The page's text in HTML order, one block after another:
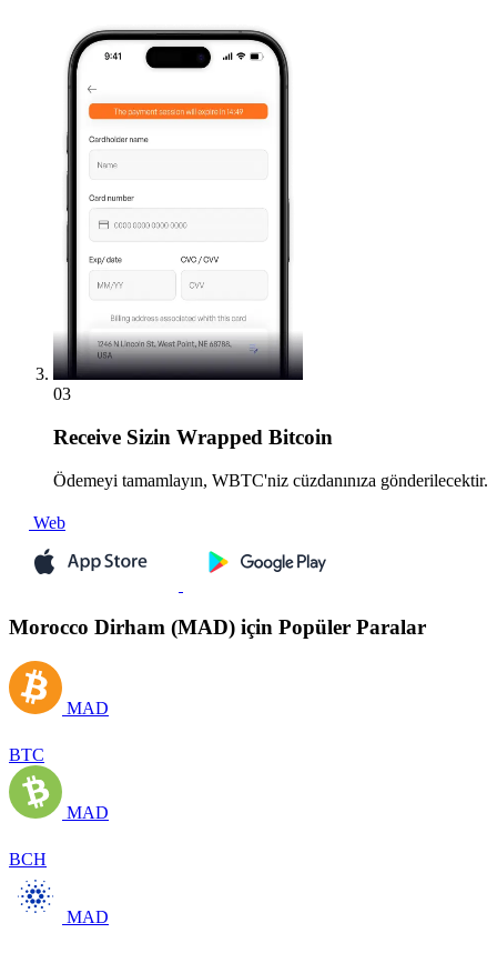
03
Receive Sizin Wrapped Bitcoin
Ödemeyi tamamlayın, WBTC'niz cüzdanınıza gönderilecektir.
Web
Morocco Dirham (MAD) için Popüler Paralar
MAD
BTC
MAD
BCH
MAD